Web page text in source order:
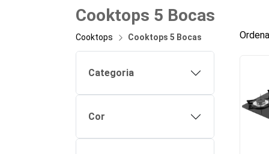
Cooktops 5 Bocas
Cooktops Cooktops 5 Bocas
Categoria
Cor